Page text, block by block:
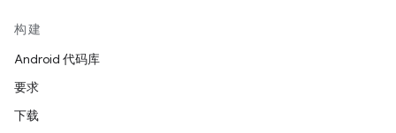
构建
Android 代码库
要求
下载